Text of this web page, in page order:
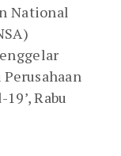
National
Rabu